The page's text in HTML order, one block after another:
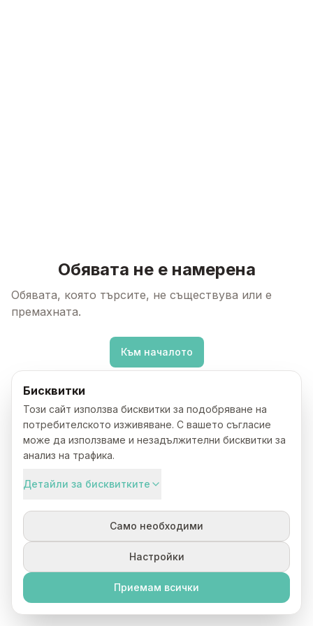
Обявата не е намерена
Обявата, която търсите, не съществува или е
премахната.
Към началото
Бисквитки
Този сайт използва бисквитки за подобряване на
потребителското изживяване. С вашето съгласие
може да използваме и незадължителни бисквитки за
анализ на трафика.
Детайли за бисквитките
Само необходими
Настройки
Приемам всички